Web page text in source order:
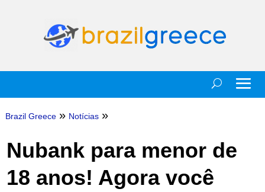
Brazil Greece » Notícias »
Nubank para menor de
18 anos! Agora você